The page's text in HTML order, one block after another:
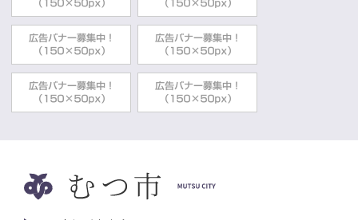
「元気むつ市応援隊」設立しました！
経済部観光・シティプロモーション推進課
2022年03月30日 レジャー・観光施設
桜
2022年03月30日 観光情報